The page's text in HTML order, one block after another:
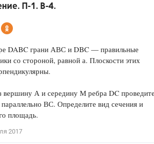
Рудзитис Г.Е.,
Психология
Отношения,
П-1. В-4.
DABC грани АВС и DBC — правильные
со стороной, равной а. Плоскости этих
А и середину М ребра DC проведите
параллельно ВС. Определите вид сечения и
площадь.
2017